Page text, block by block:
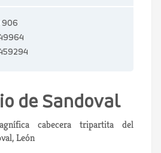
906
de Sandoval
cabecera tripartita del
León